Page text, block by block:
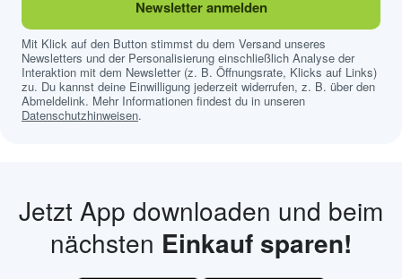
Newsletter anmelden
Mit Klick auf den Button stimmst du dem Versand unseres
Newsletters und der Personalisierung einschließlich Analyse der
Interaktion mit dem Newsletter (z. B. Öffnungsrate, Klicks auf Links)
zu. Du kannst deine Einwilligung jederzeit widerrufen, z. B. über den
Abmeldelink. Mehr Informationen findest du in unseren
Datenschutzhinweisen.
Jetzt App downloaden und beim
nächsten Einkauf sparen!